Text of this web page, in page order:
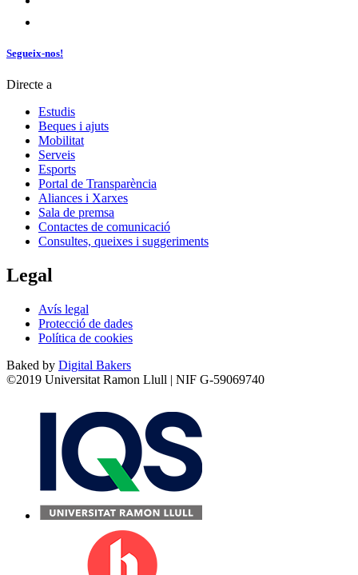
Segueix-nos!
Directe a
Estudis
Beques i ajuts
Mobilitat
Serveis
Esports
Portal de Transparència
Aliances i Xarxes
Sala de premsa
Contactes de comunicació
Consultes, queixes i suggeriments
Legal
Avís legal
Protecció de dades
Política de cookies
Baked by Digital Bakers
©2019 Universitat Ramon Llull | NIF G-59069740